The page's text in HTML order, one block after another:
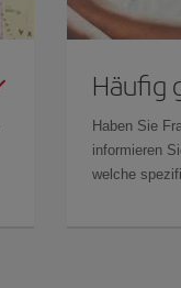
Häufig
Haben Sie
informieren
welche